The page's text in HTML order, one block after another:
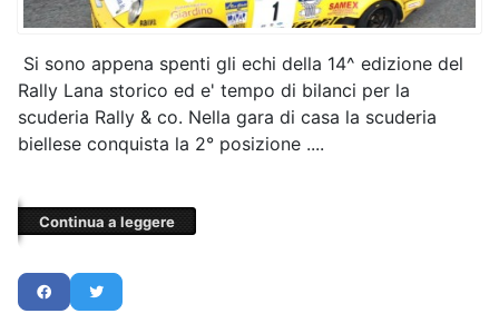
Si sono appena spenti gli echi della 14^ edizione del
Rally Lana storico ed e' tempo di bilanci per la
scuderia Rally & co. Nella gara di casa la scuderia
biellese conquista la 2° posizione ....
Continua a leggere